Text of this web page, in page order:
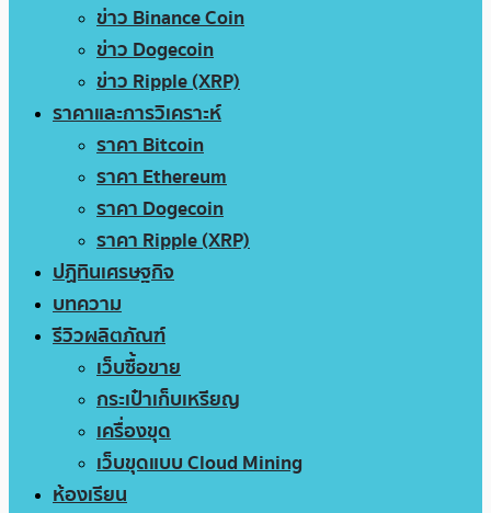
ข่าว Binance Coin
ข่าว Dogecoin
ข่าว Ripple (XRP)
ราคาและการวิเคราะห์
ราคา Bitcoin
ราคา Ethereum
ราคา Dogecoin
ราคา Ripple (XRP)
ปฏิทินเศรษฐกิจ
บทความ
รีวิวผลิตภัณฑ์
เว็บซื้อขาย
กระเป๋าเก็บเหรียญ
เครื่องขุด
เว็บขุดแบบ Cloud Mining
ห้องเรียน